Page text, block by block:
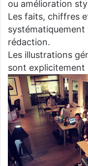
ou amélioration
Les faits, chiffres
systématiquement
rédaction.
Les illustrations
sont explicitement